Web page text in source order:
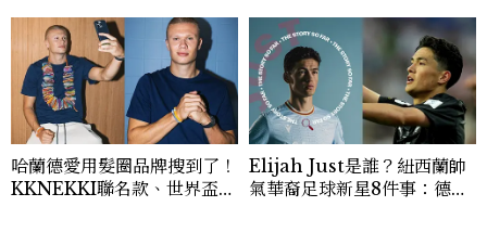
哈蘭德愛用髮圈品牌搜到了！
KKNEKKI聯名款、世界盃限
Elijah Just是誰？紐西蘭帥
氣華裔足球新星8件事：德中